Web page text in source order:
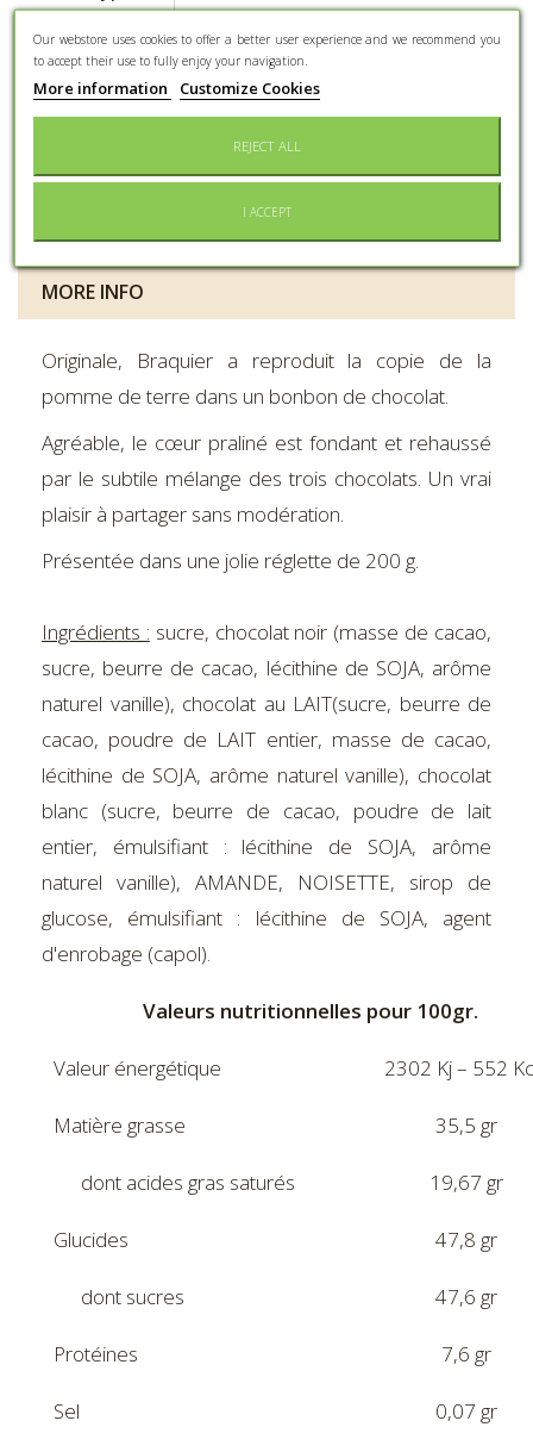
Main
material
Cardboard container
Capacity 200gr
Keep dry and protected from light
Cardboard box
MORE INFO
Originale, Braquier a reproduit la copie de la
pomme de terre dans un bonbon de chocolat.
Agréable, le cœur praliné est fondant et rehaussé
par le subtile mélange des trois chocolats. Un vrai
plaisir à partager sans modération.
Présentée dans une jolie réglette de 200 g.
Ingrédients : sucre, chocolat noir (masse de cacao,
sucre, beurre de cacao, lécithine de SOJA, arôme
naturel vanille), chocolat au LAIT(sucre, beurre de
cacao, poudre de LAIT entier, masse de cacao,
lécithine de SOJA, arôme naturel vanille), chocolat
blanc (sucre, beurre de cacao, poudre de lait
entier, émulsifiant : lécithine de SOJA, arôme
naturel vanille), AMANDE, NOISETTE, sirop de
glucose, émulsifiant : lécithine de SOJA, agent
d'enrobage (capol).
Valeurs nutritionnelles pour 100gr.
Valeur énergétique 2302 Kj – 552
Matière grasse 35,5 gr
dont acides gras saturés 19,67 gr
Glucides 47,8 gr
dont sucres 47,6 gr
Protéines 7,6 gr
Sel 0,07 gr
Our webstore uses cookies to offer a better user experience and we recommend you
to accept their use to fully enjoy your navigation.
More information Customize Cookies
REJECT ALL
I ACCEPT